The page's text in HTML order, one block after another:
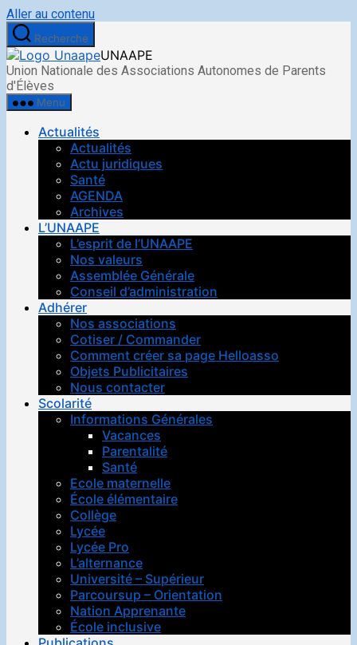
Aller au contenu
Recherche
UNAAPE
Union Nationale des Associations Autonomes de Parents
d'Élèves
Menu
Actualités
Actualités
Actu juridiques
Santé
AGENDA
Archives
L’UNAAPE
L’esprit de l’UNAAPE
Nos valeurs
Assemblée Générale
Conseil d’administration
Adhérer
Nos associations
Cotiser / Commander
Comment créer sa page Helloasso
Objets Publicitaires
Nous contacter
Scolarité
Informations Générales
Vacances
Parentalité
Santé
Ecole maternelle
École élémentaire
Collège
Lycée
Lycée Pro
L’alternance
Université – Supérieur
Parcoursup – Orientation
Nation Apprenante
École inclusive